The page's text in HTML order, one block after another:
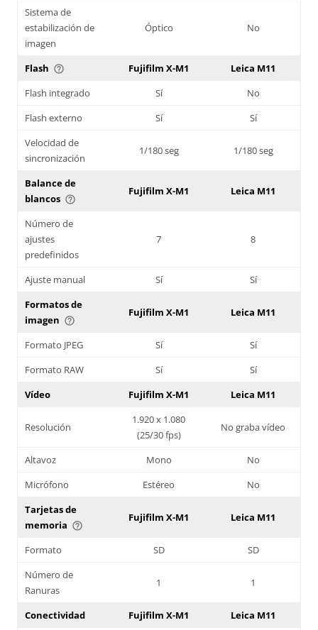
Sistema de
estabilización de
imagen
Óptico No
Flash help_outline Fujifilm X-M1
Leica M11
Flash integrado
Sí
No
Flash externo
Sí
Sí
Velocidad de
sincronización
1/180 seg 1/180 seg
Balance de
blancos help_outline
Fujifilm X-M1 Leica M11
Número de
ajustes
predefinidos
7 8
Ajuste manual Sí
Sí
Formatos de
imagen help_outline
Fujifilm X-M1 Leica M11
Formato JPEG Sí
Sí
Formato RAW
Sí
Sí
Vídeo
Fujifilm X-M1 Leica M11
Resolución
1.920 x 1.080
(25/30 fps)
No graba vídeo
Altavoz Mono
No
Micrófono
Estéreo
No
Tarjetas de
memoria help_outline
Fujifilm X-M1 Leica M11
Formato SD
SD
Número de
Ranuras
1 1
Conectividad Fujifilm X-M1
Leica M11